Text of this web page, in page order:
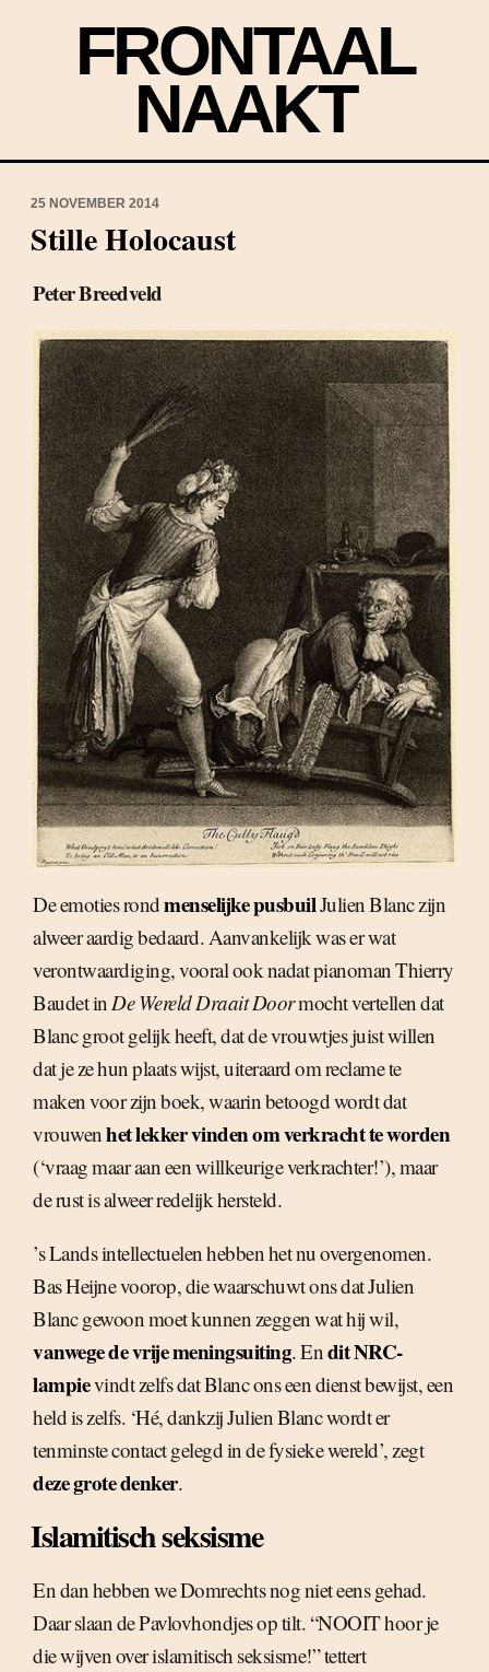
FRONTAAL
NAAKT
25 NOVEMBER 2014
Stille Holocaust
Peter Breedveld
De emoties rondmenselijke pusbuilJulien Blanc zijn
alweer aardig bedaard. Aanvankelijk was er wat
verontwaardiging, vooral ook nadat pianoman Thierry
Baudet inDe Wereld Draait Doormocht vertellen dat
Blanc groot gelijk heeft, dat de vrouwtjes juist willen
dat je ze hun plaats wijst, uiteraard om reclame te
maken voor zijn boek, waarin betoogd wordt dat
vrouwenhet lekker vinden om verkracht te worden
(‘vraag maar aan een willkeurige verkrachter!’), maar
de rust is alweer redelijk hersteld.
’s Lands intellectuelen hebben het nu overgenomen.
Bas Heijne voorop, die waarschuwt ons dat Julien
Blanc gewoon moet kunnen zeggen wat hij wil,
vanwege de vrije meningsuiting. Endit NRC-
lampievindt zelfs dat Blanc ons een dienst bewijst, een
held is zelfs. ‘Hé, dankzij Julien Blanc wordt er
tenminste contact gelegd in de fysieke wereld’, zegt
deze grote denker.
Islamitisch seksisme
En dan hebben we Domrechts nog niet eens gehad.
Daar slaan de Pavlovhondjes op tilt. “NOOIT hoor je
die wijven over islamitisch seksisme!” tettert